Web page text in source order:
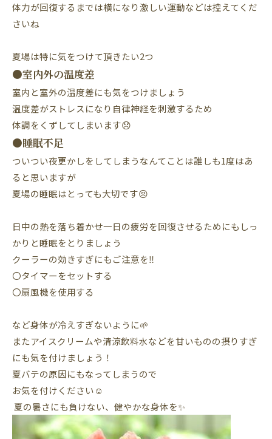
体力が回復するまでは横になり激しい運動などは控えてくだ
さいね
夏場は特に気をつけて頂きたい2つ
●室内外の温度差
室内と室外の温度差にも気をつけましょう
温度差がストレスになり自律神経を刺激するため
体調をくずしてしまいます😞
●睡眠不足
ついつい夜更かしをしてしまうなんてことは誰しも1度はあ
ると思いますが
夏場の睡眠はとっても大切です😣
日中の熱を落ち着かせ一日の疲労を回復させるためにもしっ
かりと睡眠をとりましょう
クーラーの効きすぎにもご注意を‼️
〇タイマーをセットする
〇扇風機を使用する
など身体が冷えすぎないように🌱
またアイスクリームや清涼飲料水などを甘いものの摂りすぎ
にも気を付けましょう！
夏バテの原因にもなってしまうので
お気を付けください☺️
夏の暑さにも負けない、健やかな身体を✨